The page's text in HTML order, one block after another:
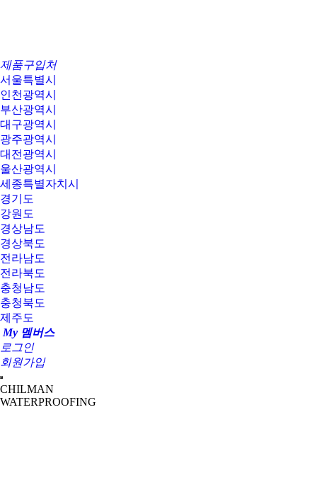
제품구입처
서울특별시
인천광역시
부산광역시
대구광역시
광주광역시
대전광역시
울산광역시
세종특별자치시
경기도
강원도
경상남도
경상북도
전라남도
전라북도
충청남도
충청북도
제주도
My 멤버스
로그인
회원가입
CHILMAN
WATERPROOFING